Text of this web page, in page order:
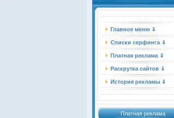
Главное меню ⇓
Списки серфинга ⇓
Платная реклама ⇓
Раскрутка сайтов ⇓
История рекламы ⇓
Платная реклама